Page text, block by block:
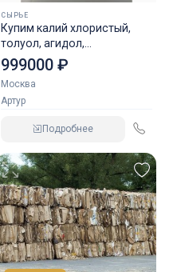
СЫРЬЕ
Купим калий хлористый,
толуол, агидол,
кольматант, трилон б и
другое неликвиды
999000 ₽
Москва
Артур
Подробнее